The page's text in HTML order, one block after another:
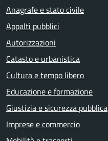
Anagrafe e stato civile
Appalti pubblici
Autorizzazioni
Catasto e urbanistica
Cultura e tempo libero
Educazione e formazione
Giustizia e sicurezza pubblica
Imprese e commercio